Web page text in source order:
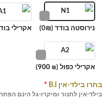
נירוסטה בודד (0₪) אקרילי
אקרילי כפול ( 900 ₪
)
בחרו בילד-אין B.I *
בילד-אין לתנור ומיקרו-גל הינם